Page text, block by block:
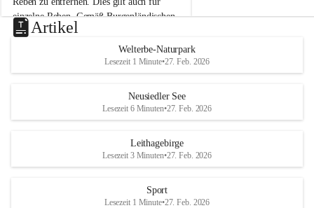
e
u
s
d
S
einzelne Reben. Gemäß Burgenländischen
Weinbaugesetz sind nicht gepflegte oder
unzulässige Weingärten zu roden! Bitte
helfen wir zusammen um unsere Winzer
vor den prognostizierten Ernteausfällen
und den daraus folgenden wirtschaftlichen
Maßnahmen zur Bekämpfung
Rebe und der Amerikanischen
u
e
d
r
S
Artikel
Welterbe-Naturpark
Lesezeit 1 Minute•27. Feb. 2026
Neusiedler See
Lesezeit 6 Minuten•27. Feb. 2026
Leithagebirge
Lesezeit 3 Minuten•27. Feb. 2026
Sport
Lesezeit 1 Minute•27. Feb. 2026